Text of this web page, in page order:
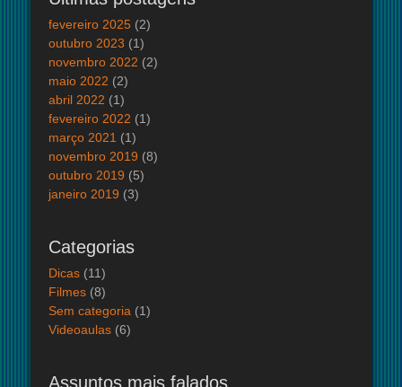
fevereiro 2025 (2)
outubro 2023 (1)
novembro 2022 (2)
maio 2022 (2)
abril 2022 (1)
fevereiro 2022 (1)
março 2021 (1)
novembro 2019 (8)
outubro 2019 (5)
janeiro 2019 (3)
Categorias
Dicas (11)
Filmes (8)
Sem categoria (1)
Videoaulas (6)
Assuntos mais falados